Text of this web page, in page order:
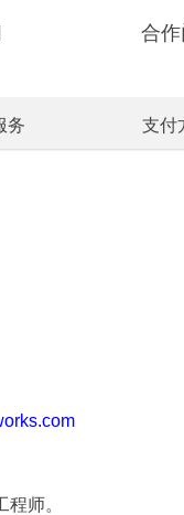
合
务 支付
师。